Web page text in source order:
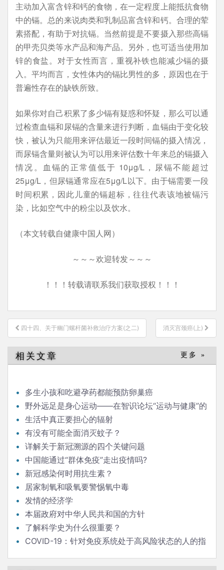
主动加入富含锌和钙的食物，在一定程度上能抵抗食物
中的镉。总的来说肉类和乳制品富含锌和钙。合理的荤
素搭配，有助于对抗镉。当然前提是不要摄入那些高镉
的甲壳贝类等水产品和海产品。另外，也可适当使用加
锌的食盐。对于女性而言，重视补铁也能减少镉的摄
入。平均而言，女性体内的镉比男性的多，原因也在于
普遍性存在的缺铁所致。
如果你对自己积累了多少镉有疑惑和怀疑，那么可以通
过检查血镉和尿镉的含量来进行判断，血镉由于变化较
快，被认为只能用来评估最近一段时间镉的摄入情况，
而尿镉含量则被认为可以用来评估数十年来总的镉摄入
情况。血镉的正常值低于 10μg/L，尿镉不能超过
25μg/L，但尿镉通常应在5μg/L以下。由于镉需要一段
时间积累，因此儿童的镉超标，往往代表该地被镉污
染，比如空气中的粉尘以及饮水。
（本文转载自健康中国人网）
～～～欢迎转发～～～
！！！转载请联系我们获取授权！！！
文
章
导
航
四十四、关于幽门螺杆菌补救治疗方案(之二) 消灭宫颈癌(上)
相关文章 更多 »
多生小孩和吃避孕药都能预防卵巢癌
野外远足是身心运动——在智识论坛“运动与健康”的
发言生活中真正要担心的辐射
有没有可能全面消灭蚊子？
详解关于新冠溯源的四个关键问题
中国能通过“群体免疫”走出疫情吗?
新冠感染何时用抗生素？
居家制氧和吸氧要警惕氧中毒
发情的经济学
本届政府对中华人民共和国的方针
了解科学史为什么很重要？
COVID-19：针对免疫系统处于高风险状态的人的指